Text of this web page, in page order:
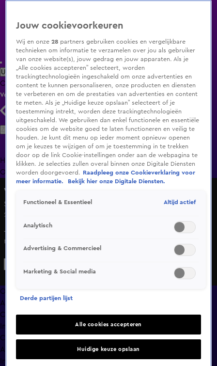
Uitzending Gemist Populaire programma's Zenders Genres
ClipsFilmsRadioSmart TV inlogShop
Volg KIJK
Zoeken
HomeUitzending Gemist Programma's De Bondgenoten
OranjezomerLivestreamsShop
Vandaag Inside
Seizoen 6, aflevering 25
20 sep 2024, 21:33
Johan, Wilfred, René en Hélène Hendriks bespreken in
razendsnel tempo de actualiteit: De nederlagen van
Feyenoord en PSV in de Champions League, boek van
Overzicht
Afleveringen
Clips
In de wandelgangen
Compilaties
Anderen keken ook
Info
Jouw cookievoorkeuren
Wij en onze28 partners gebruiken cookies en vergelijkbare
technieken om informatie te verzamelen over jou als gebruiker
van onze website(s), jouw gedrag en jouw apparaten. Als je
„Alle cookies accepteren” selecteert, worden
trackingtechnologieën ingeschakeld om onze advertenties en
content te kunnen personaliseren, onze producten en diensten
te verbeteren en om de prestaties van advertenties en content
te meten. Als je „Huidige keuze opslaan” selecteert of je
toestemming intrekt, worden deze trackingtechnologieën
uitgeschakeld. We gebruiken dan enkel functionele en essentiële
cookies om de website goed te laten functioneren en veilig te
houden. Je kunt dit menu op ieder moment opnieuw openen
om je keuzes te wijzigen of om je toestemming in te trekken
door op de link Cookie-instellingen onder aan de webpagina te
klikken. Je selecties zullen overal binnen onze Digitale Diensten
worden doorgevoerd.
Raadpleeg onze Cookieverklaring voor
meer informatie.
Bekijk hier onze Digitale Diensten.
Functioneel & Essentieel Altijd actief
Analytisch
Advertising & Commercieel
Marketing & Social media
Derde partijen lijst
Alle cookies accepteren
Huidige keuze opslaan